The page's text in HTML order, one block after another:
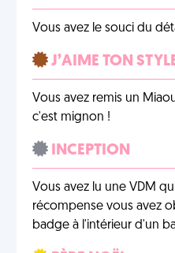
Vous avez le souci du
J’AIME TON
Vous avez remis un
c'est mignon !
INCEPTION
Vous avez lu une VDM
récompense vous avez
badge à l'intérieur d'un